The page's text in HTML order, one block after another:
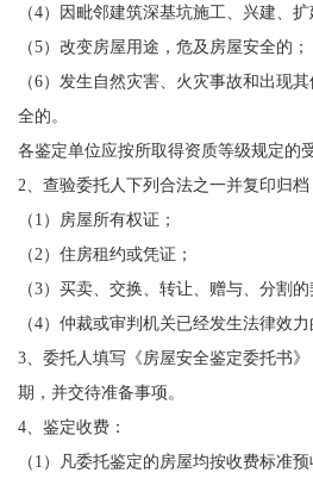
（4）因毗邻建筑深基坑施工、兴建、
（5）改变房屋用途，危及房屋安全的；
（6）发生自然灾害、火灾事故和出现
全的。
各鉴定单位应按所取得资质等级规定的
2、查验委托人下列合法之一并复印归档
（1）房屋所有权证；
（2）住房租约或凭证；
（3）买卖、交换、转让、赠与、分割的
（4）仲裁或审判机关已经发生法律效力
3、委托人填写《房屋安全鉴定委托书
期，并交待准备事项。
4、鉴定收费：
（1）凡委托鉴定的房屋均按收费标准